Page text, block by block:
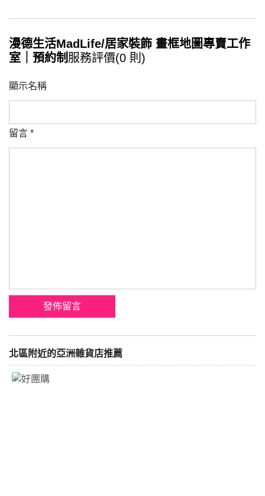
漫德生活MadLife/居家裝飾 畫框地圖專賣工作
室｜預約制 服務評價(0 則)
顯示名稱
留言 *
北區附近的亞洲雜貨店推薦